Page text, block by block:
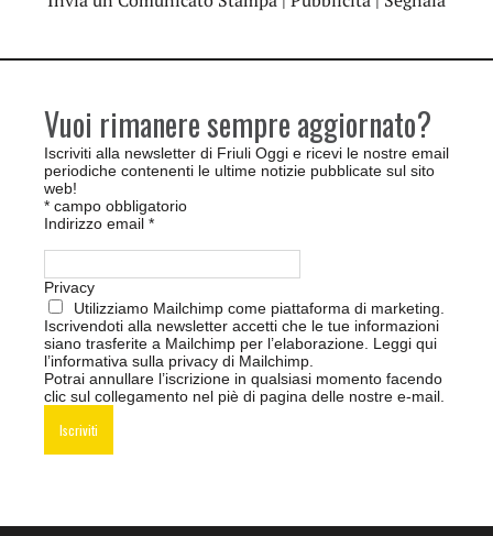
Vuoi rimanere sempre aggiornato?
Iscriviti alla newsletter di Friuli Oggi e ricevi le nostre email
periodiche contenenti le ultime notizie pubblicate sul sito
web!
* campo obbligatorio
Indirizzo email *
Privacy
Utilizziamo Mailchimp come piattaforma di marketing.
Iscrivendoti alla newsletter accetti che le tue informazioni
siano trasferite a Mailchimp per l’elaborazione. Leggi qui
l’informativa sulla privacy di Mailchimp
Potrai annullare l’iscrizione in qualsiasi momento facendo
clic sul collegamento nel piè di pagina delle nostre e-mail.